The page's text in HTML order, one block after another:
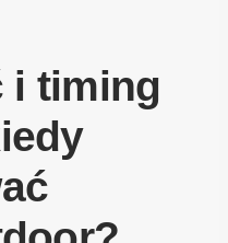
i timing